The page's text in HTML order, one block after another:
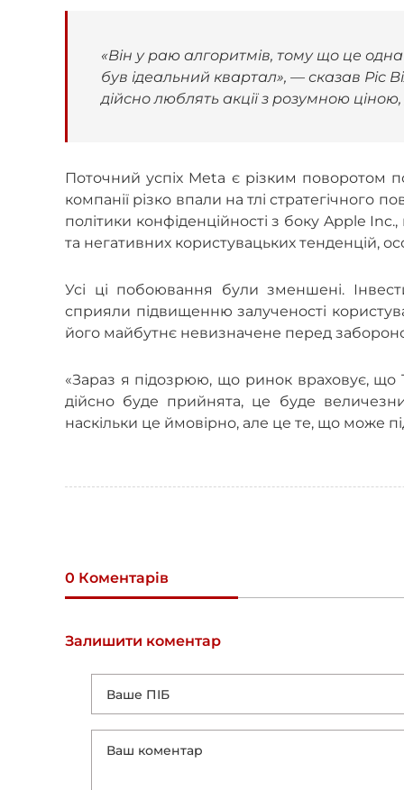
«Він у раю алгоритмів, тому що це одна
був ідеальний квартал», — сказав Ріс
дійсно люблять акції з розумною
Поточний успіх Meta є різким поворотом
компанії різко впали на тлі стратегічного
політики конфіденційності з боку Apple
та негативних користувацьких тенденцій,
Усі ці побоювання були зменшені.
сприяли підвищенню залученості
його майбутнє невизначене перед
«Зараз я підозрюю, що ринок враховує,
дійсно буде прийнята, це буде
наскільки це ймовірно, але це те, що може
0 Коментарів
Залишити коментар